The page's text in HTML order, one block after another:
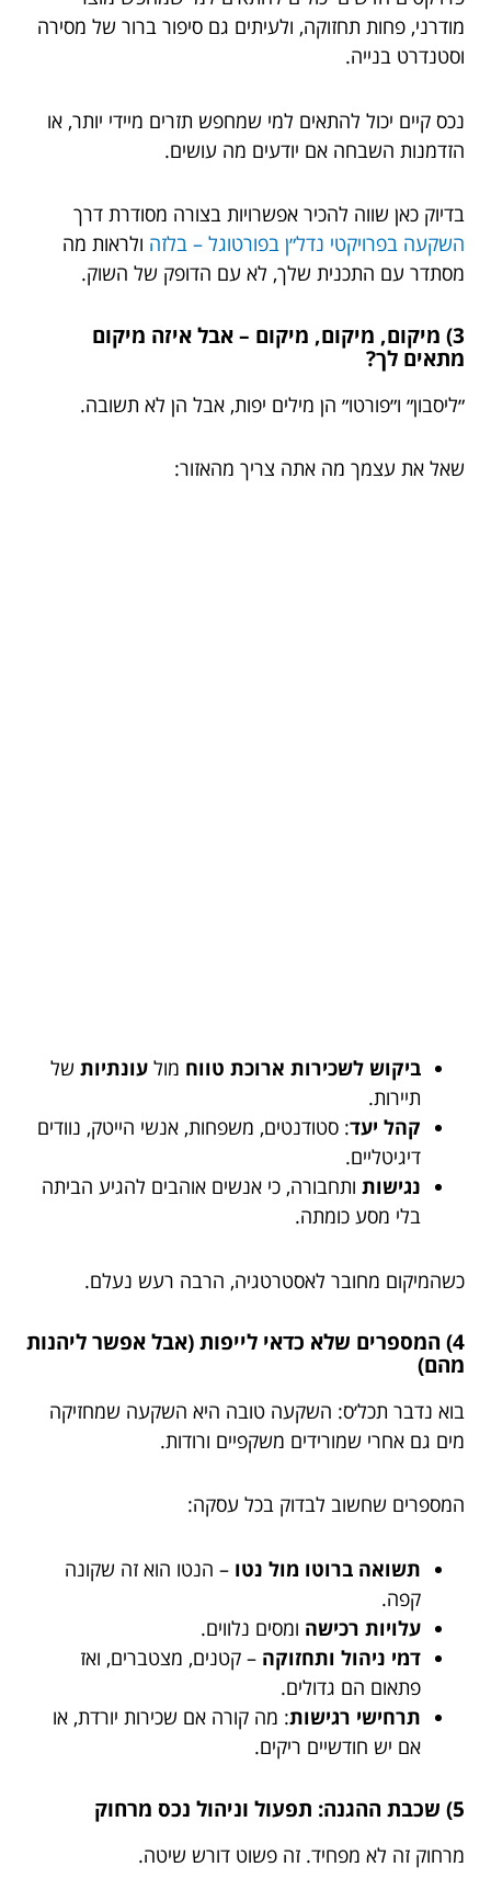
מודרני, פחות תחזוקה, ולעיתים גם סיפור ברור של מסירה
וסטנדרט בנייה.
נכס קיים יכול להתאים למי שמחפש תזרים מיידי יותר, או
הזדמנות השבחה אם יודעים מה עושים.
בדיוק כאן שווה להכיר אפשרויות בצורה מסודרת דרך
השקעה בפרויקטי נדל״ן בפורטוגל – בלזה ולראות מה
מסתדר עם התכנית שלך, לא עם הדופק של השוק.
3) מיקום, מיקום, מיקום – אבל איזה מיקום
מתאים לך?
״ליסבון״ ו״פורטו״ הן מילים יפות, אבל הן לא תשובה.
שאל את עצמך מה אתה צריך מהאזור:
ביקוש לשכירות ארוכת טווח מול עונתיות של
תיירות.
קהל יעד: סטודנטים, משפחות, אנשי הייטק, נוודים
דיגיטליים.
נגישות ותחבורה, כי אנשים אוהבים להגיע הביתה
בלי מסע כומתה.
כשהמיקום מחובר לאסטרטגיה, הרבה רעש נעלם.
4) המספרים שלא כדאי לייפות (אבל אפשר ליהנות
מהם)
בוא נדבר תכל׳ס: השקעה טובה היא השקעה שמחזיקה
מים גם אחרי שמורידים משקפיים ורודות.
המספרים שחשוב לבדוק בכל עסקה:
תשואה ברוטו מול נטו – הנטו הוא זה שקונה
קפה.
עלויות רכישה ומסים נלווים.
דמי ניהול ותחזוקה – קטנים, מצטברים, ואז
פתאום הם גדולים.
תרחישי רגישות: מה קורה אם שכירות יורדת, או
אם יש חודשיים ריקים.
5) שכבת ההגנה: תפעול וניהול נכס מרחוק
מרחוק זה לא מפחיד. זה פשוט דורש שיטה.